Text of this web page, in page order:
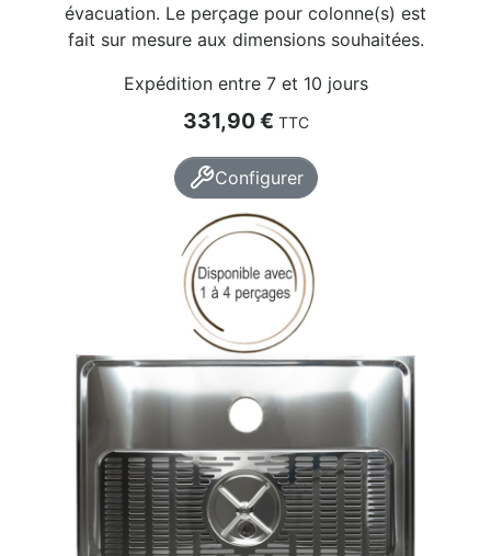
évacuation. Le perçage pour colonne(s) est
fait sur mesure aux dimensions souhaitées.
Expédition entre 7 et 10 jours
Prix
331,90 € TTC
Configurer